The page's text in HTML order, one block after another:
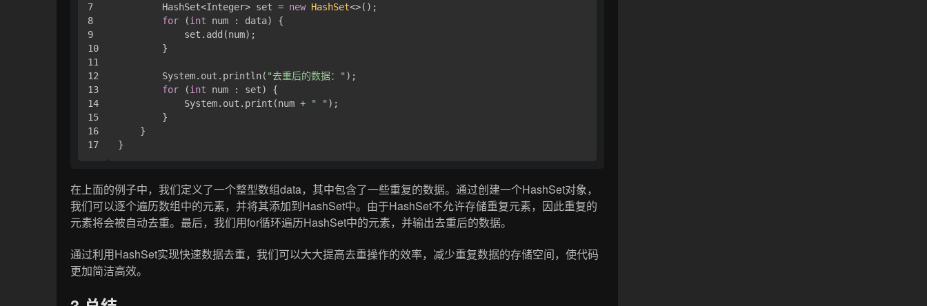
7
8
9
10
11
12
13
14
15
16
        HashSet<Integer> set =
new HashSet<>();
for (int num : data) {
            set.add(num);
        }
        System.out.println(
"去重后的数据：" );
for (int num : set) {
            System.out.print(num +
" " );
        }
    }
在上面的例子中，我们定义了一个整型数组data，其中包含了一些重复的数据。通过创建一个HashSet对象，
我们可以逐个遍历数组中的元素，并将其添加到HashSet中。由于HashSet不允许存储重复元素，因此重复的
元素将会被自动去重。最后，我们用for循环遍历HashSet中的元素，并输出去重后的数据。
通过利用HashSet实现快速数据去重，我们可以大大提高去重操作的效率，减少重复数据的存储空间，使代码
更加简洁高效。